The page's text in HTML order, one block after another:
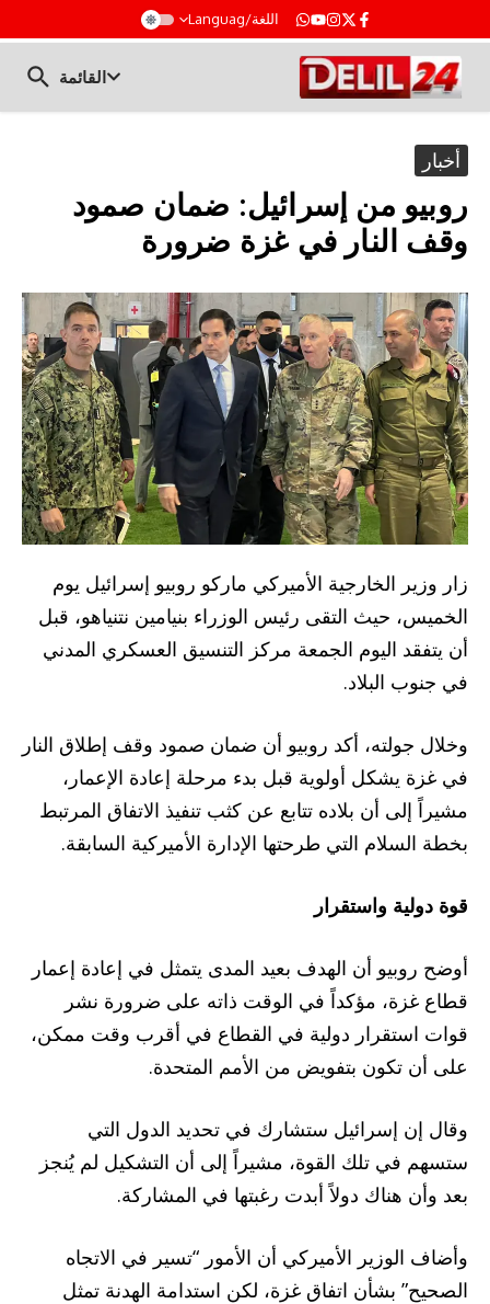
اللغة/Languag
القائمة
أخبار
روبيو من إسرائيل: ضمان صمود
وقف النار في غزة ضرورة
زار وزير الخارجية الأميركي ماركو روبيو إسرائيل يوم
الخميس، حيث التقى رئيس الوزراء بنيامين نتنياهو، قبل
أن يتفقد اليوم الجمعة مركز التنسيق العسكري المدني
في جنوب البلاد.
وخلال جولته، أكد روبيو أن ضمان صمود وقف إطلاق النار
في غزة يشكل أولوية قبل بدء مرحلة إعادة الإعمار،
مشيراً إلى أن بلاده تتابع عن كثب تنفيذ الاتفاق المرتبط
بخطة السلام التي طرحتها الإدارة الأميركية السابقة.
قوة دولية واستقرار
أوضح روبيو أن الهدف بعيد المدى يتمثل في إعادة إعمار
قطاع غزة، مؤكداً في الوقت ذاته على ضرورة نشر
قوات استقرار دولية في القطاع في أقرب وقت ممكن،
على أن تكون بتفويض من الأمم المتحدة.
وقال إن إسرائيل ستشارك في تحديد الدول التي
ستسهم في تلك القوة، مشيراً إلى أن التشكيل لم يُنجز
بعد وأن هناك دولاً أبدت رغبتها في المشاركة.
وأضاف الوزير الأميركي أن الأمور “تسير في الاتجاه
الصحيح” بشأن اتفاق غزة، لكن استدامة الهدنة تمثل